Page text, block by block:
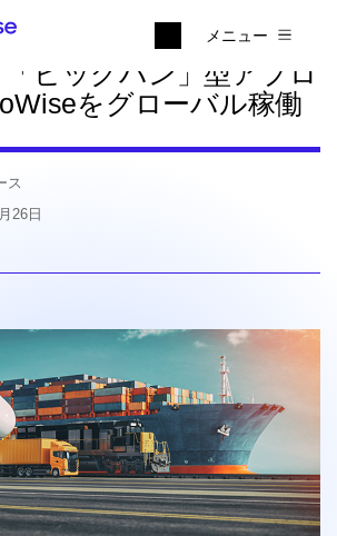
メニュー
ビッグバン」型アプロ
をグローバル稼働
ス
26日